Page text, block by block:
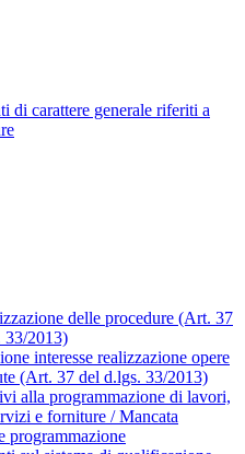
di carattere generale riferiti a
delle procedure (Art. 37
33/2013)
interesse realizzazione opere
(Art. 37 del d.lgs. 33/2013)
alla programmazione di lavori,
e forniture / Mancata
programmazione